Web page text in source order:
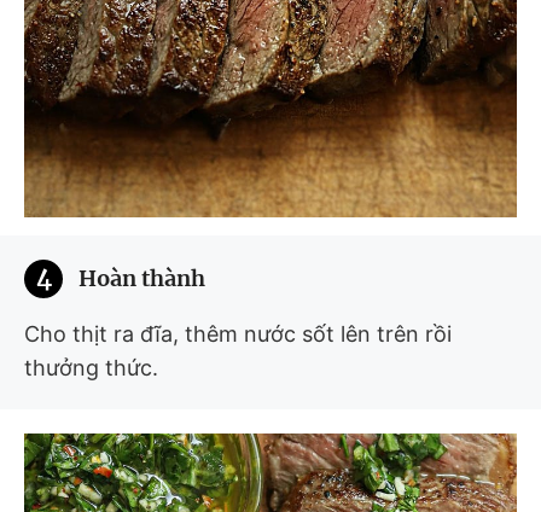
4 Hoàn thành
Cho thịt ra đĩa, thêm nước sốt lên trên rồi
thưởng thức.